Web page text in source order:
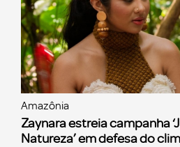
Amazônia
Zaynara estreia campanha
Natureza’ em defesa do